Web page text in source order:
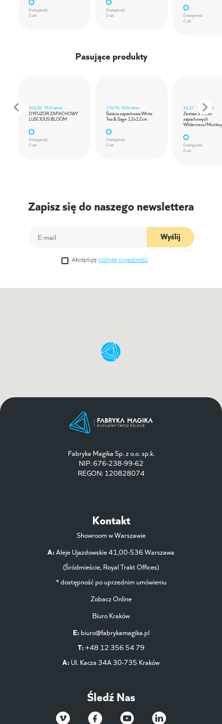
Dostępność
0 szt.
Dostępność
0 szt.
Dostępność
0 szt.
Pasujące produkty
103,32 PLN netto
DYFUZOR ZAPACHOWY
LUSCIOUS BLOOM
Dostępność
0 szt.
170,76 PLN netto
Świeca zapachowa White
Tea & Sage 12x12cm
Dostępność
0 szt.
42,27 PLN netto
Zestaw 2 świec
zapachowych
Wilderness/Monkey
Dostępność
0 szt.
Zapisz się do naszego newslettera
Wyślij
Akceptuję politykę prywatności
Fabryka Magika Sp. z o.o. sp.k.
NIP: 676-238-99-62
REGON: 120828074
Kontakt
Showroom w Warszawie
A: Aleje Ujazdowskie 41,00-536 Warszawa
(Śródmieście, Royal Trakt Offices)
* dostępność po uprzednim umówieniu
Zobacz Online
Biuro Kraków
E: biuro@fabrykamagika.pl
T: +48 12 356 54 79
A: Ul. Kacza 34A 30-735 Kraków
Śledź Nas